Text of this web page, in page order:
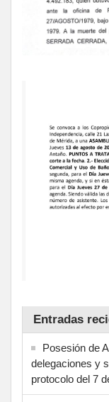
Entradas
Posesión de
delegaciones y
protocolo del 7